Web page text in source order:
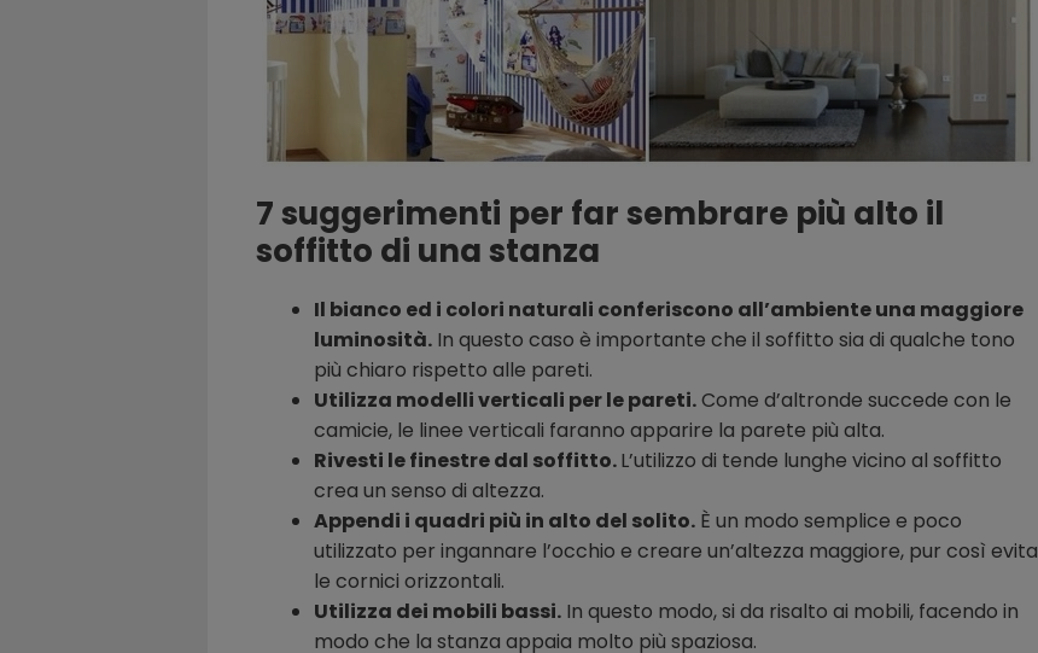
7 suggerimenti per far sembrare più alto il
soffitto di una stanza
Il bianco ed i colori naturali conferiscono all’ambiente una maggiore
luminosità. In questo caso è importante che il soffitto sia di qualche tono
più chiaro rispetto alle pareti.
Utilizza modelli verticali per le pareti.Come d’altronde succede con le
camicie, le linee verticali faranno apparire la parete più alta.
Rivesti le finestre dal soffitto.L’utilizzo di tende lunghe vicino al soffitto
crea un senso di altezza.
Appendi i quadri più in alto del solito. È un modo semplice e poco
utilizzato per ingannare l’occhio e creare un’altezza maggiore, pur così evita
le cornici orizzontali.
Utilizza dei mobili bassi. In questo modo, si da risalto ai mobili, facendo in
modo che la stanza appaia molto più spaziosa.